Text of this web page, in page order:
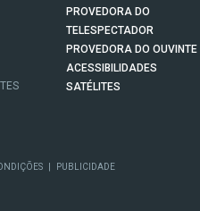
PROVEDORA DO
TELESPECTADOR
PROVEDORA DO OUVINTE
ACESSIBILIDADES
SATÉLITES
PUBLICIDADE